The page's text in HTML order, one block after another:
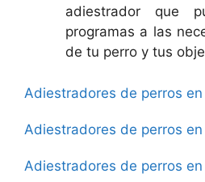
adiestrador que
programas a las
de tu perro y tus
Adiestradores de perros en
Adiestradores de perros
Adiestradores de perros